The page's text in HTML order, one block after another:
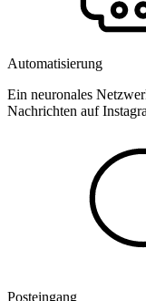
Automatisierung
Ein neuronales
Nachrichten auf
Posteingang